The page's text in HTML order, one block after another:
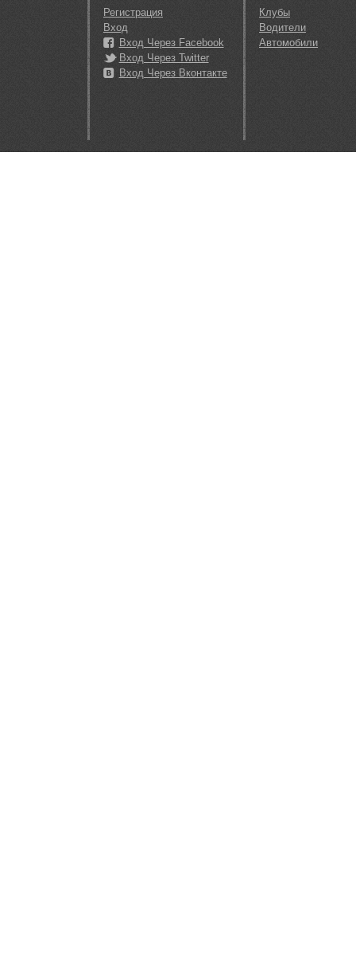
Регистрация
Вход
Вход Через Facebook
Вход Через Twitter
Вход Через Вконтакте
Клубы
Водители
Автомобили